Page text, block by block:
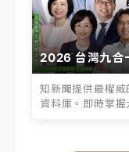
2026 台灣九合
知新聞提供最權
資料庫。即時掌